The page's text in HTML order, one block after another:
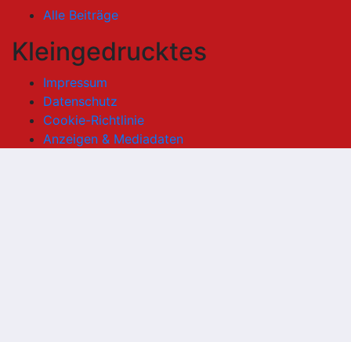
Alle Beiträge
Kleingedrucktes
Impressum
Datenschutz
Cookie-Richtlinie
Anzeigen & Mediadaten